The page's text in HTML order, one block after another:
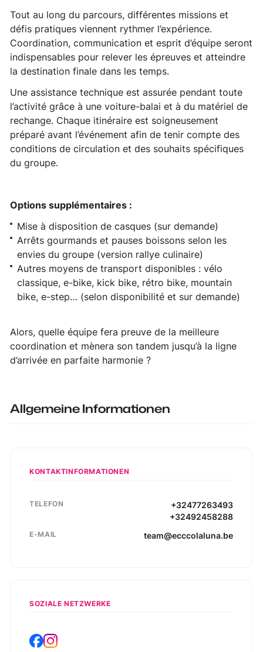
Tout au long du parcours, différentes missions et
défis pratiques viennent rythmer l’expérience.
Coordination, communication et esprit d’équipe seront
indispensables pour relever les épreuves et atteindre
la destination finale dans les temps.
Une assistance technique est assurée pendant toute
l’activité grâce à une voiture-balai et à du matériel de
rechange. Chaque itinéraire est soigneusement
préparé avant l’événement afin de tenir compte des
conditions de circulation et des souhaits spécifiques
du groupe.
Options supplémentaires :
Mise à disposition de casques (sur demande)
Arrêts gourmands et pauses boissons selon les
envies du groupe (version rallye culinaire)
Autres moyens de transport disponibles : vélo
classique, e-bike, kick bike, rétro bike, mountain
bike, e-step… (selon disponibilité et sur demande)
Alors, quelle équipe fera preuve de la meilleure
coordination et mènera son tandem jusqu’à la ligne
d’arrivée en parfaite harmonie ?
Allgemeine Informationen
KONTAKTINFORMATIONEN
TELEFON
+32477263493
+32492458288
E-MAIL team@ecccolaluna.be
SOZIALE NETZWERKE